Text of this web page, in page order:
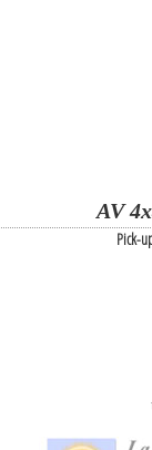
AV
Pick-